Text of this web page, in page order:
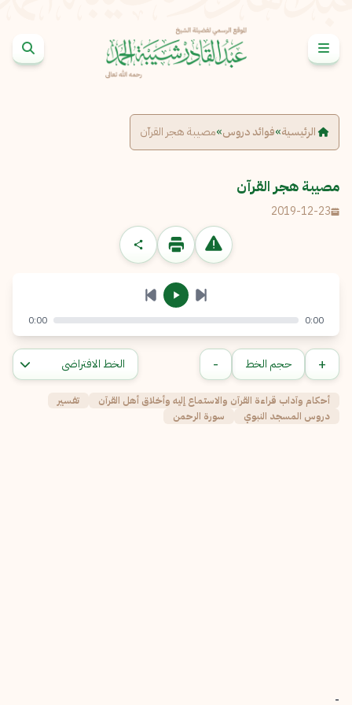
الرئيسية»فوائد دروس»مصيبة هجر القرآن
مصيبة هجر القرآن
2019-12-23
الإبلاغ عن مشكلة
الرسالة
إرسال إلغاء
0:00
0:00
+ حجم الخط -
أحكام وآداب قراءة القرآن والاستماع إليه وأخلاق أهل القرآن
تفسير
دروس المسجد النبوي
سورة الرحمن
-